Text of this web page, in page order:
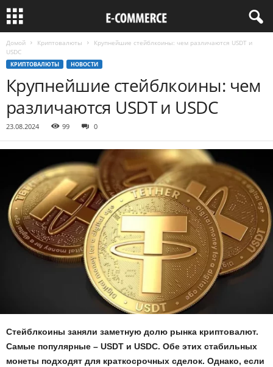
Домой Криптовалюты
Крупнейшие стейблкоины: чем различаются USDT и
USDC
КРИПТОВАЛЮТЫ НОВОСТИ
Крупнейшие стейблкоины: чем
различаются USDT и USDC
23.08.2024 99 0
Стейблкоины заняли заметную долю рынка криптовалют.
Самые популярные – USDT и USDC. Обе этих стабильных
монеты подходят для краткосрочных сделок. Однако, если